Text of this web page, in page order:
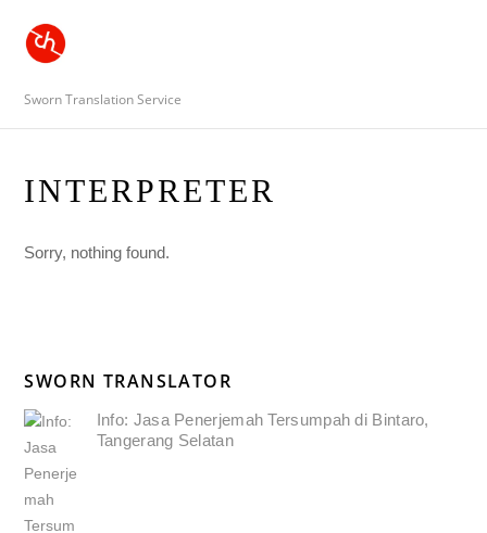
Sworn Translation Service
INTERPRETER
Sorry, nothing found.
SWORN TRANSLATOR
Info: Jasa Penerjemah Tersumpah di Bintaro,
Tangerang Selatan